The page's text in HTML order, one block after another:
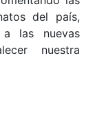
del país,
las nuevas
nuestra